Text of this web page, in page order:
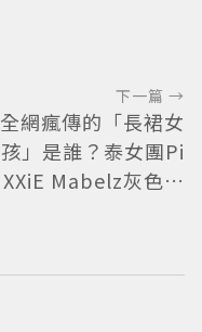
下一篇 →
全網瘋傳的「長裙女
孩」是誰？泰女團Pi
XXiE Mabelz灰色長